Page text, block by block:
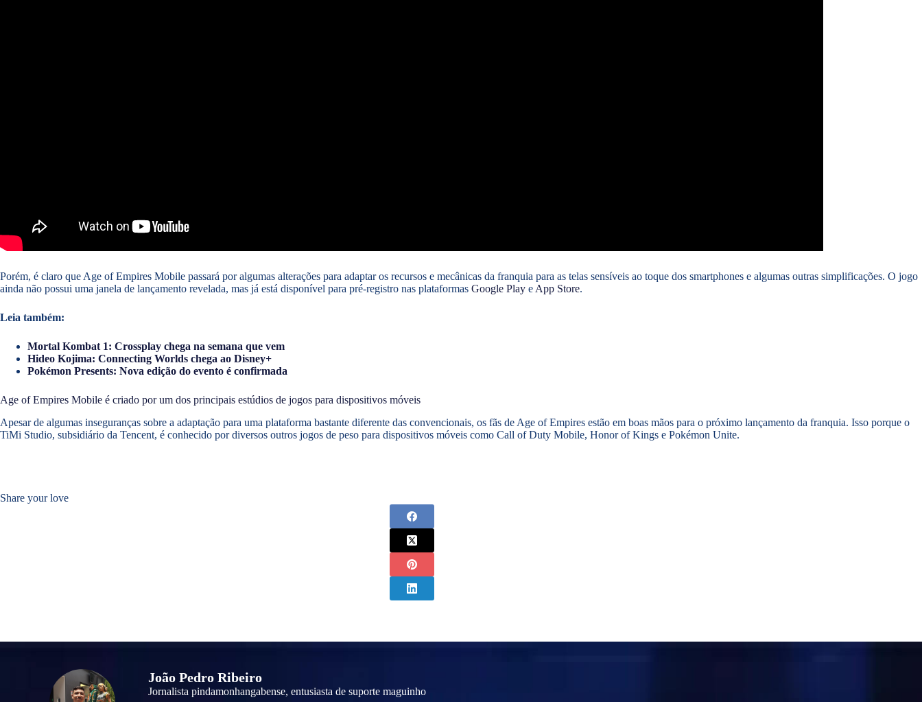
Porém, é claro que Age of Empires Mobile passará por algumas alterações para adaptar os recursos e mecânicas da franquia para as telas sensíveis ao toque dos smartphones e algumas outras simplificações. O jogo
ainda não possui uma janela de lançamento revelada, mas já está disponível para pré-registro nas plataformas Google Play e App Store.
Leia também:
Mortal Kombat 1: Crossplay chega na semana que vem
Hideo Kojima: Connecting Worlds chega ao Disney+
Pokémon Presents: Nova edição do evento é confirmada
Age of Empires Mobile é criado por um dos principais estúdios de jogos para dispositivos móveis
Apesar de algumas inseguranças sobre a adaptação para uma plataforma bastante diferente das convencionais, os fãs de Age of Empires estão em boas mãos para o próximo lançamento da franquia. Isso porque o
TiMi Studio, subsidiário da Tencent, é conhecido por diversos outros jogos de peso para dispositivos móveis como Call of Duty Mobile, Honor of Kings e Pokémon Unite.
Share your love
João Pedro Ribeiro
Jornalista pindamonhangabense, entusiasta de suporte maguinho